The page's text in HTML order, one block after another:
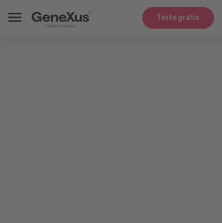
Teste grátis